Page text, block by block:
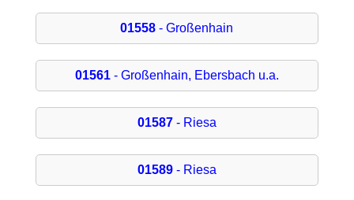
01558 - Großenhain
01561- Großenhain, Ebersbach u.a.
01587- Riesa
01589- Riesa